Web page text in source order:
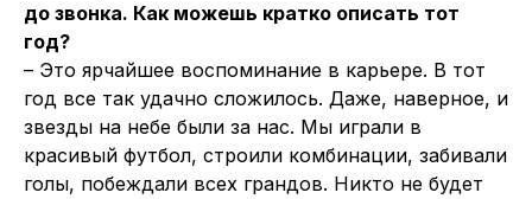
до звонка. Как можешь кратко описать тот
год?
– Это ярчайшее воспоминание в карьере. В тот
год все так удачно сложилось. Даже, наверное, и
звезды на небе были за нас. Мы играли в
красивый футбол, строили комбинации, забивали
голы, побеждали всех грандов. Никто не будет